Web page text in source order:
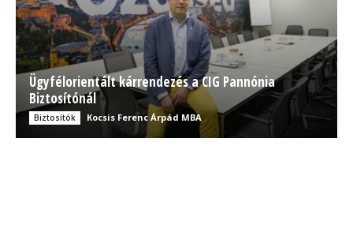
Ügyfélorientált kárrendezés a CIG Pannónia
Biztosítónál
Biztosítók Kocsis Ferenc Árpád MBA